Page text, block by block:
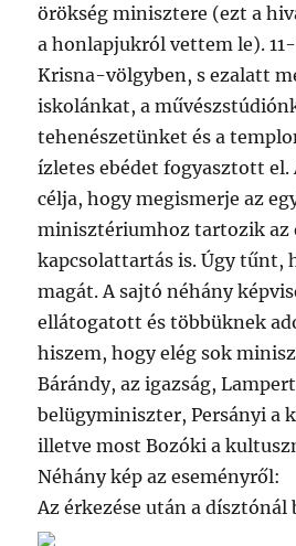
örökség minisztere (ezt a
a honlapjukról vettem le).
Krisna-völgyben, s ezalatt
iskolánkat, a
tehenészetünket és a
ízletes ebédet fogyasztott el.
célja, hogy megismerje az
minisztériumhoz tartozik az
kapcsolattartás is. Úgy tűnt,
magát. A sajtó néhány
ellátogatott és többüknek
hiszem, hogy elég sok
Bárándy, az igazság,
belügyminiszter, Persányi a
illetve most Bozóki a
Néhány kép az eseményről:
Az érkezése után a dísztónál